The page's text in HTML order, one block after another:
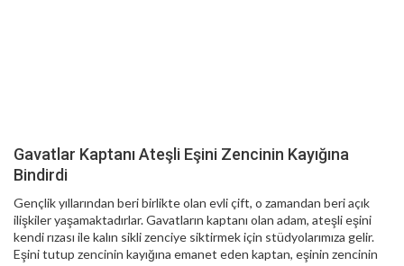
Gavatlar Kaptanı Ateşli Eşini Zencinin Kayığına
Bindirdi
Gençlik yıllarından beri birlikte olan evli çift, o zamandan beri açık
ilişkiler yaşamaktadırlar. Gavatların kaptanı olan adam, ateşli eşini
kendi rızası ile kalın sikli zenciye siktirmek için stüdyolarımıza gelir.
Eşini tutup zencinin kayığına emanet eden kaptan, eşinin zencinin